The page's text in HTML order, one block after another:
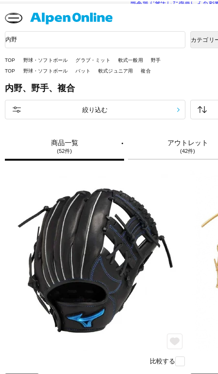
熊本県で発生した地震による影
品
検
カテゴリ
TOP 野球・ソフトボール グラブ・ミット 軟式一般用
野手
TOP
野球・ソフトボール バット 軟式ジュニア用 複合
内野、野手、複合
商品一覧
(52件)
アウトレット
(42件)
絞り込む
比較する